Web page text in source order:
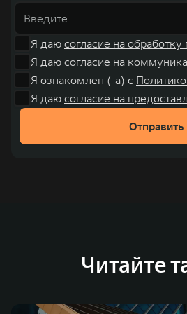
Я даю согласие на
Я даю согласие на
Я ознакомлен (-а) с
Я даю согласие на
Отправить
Читайте